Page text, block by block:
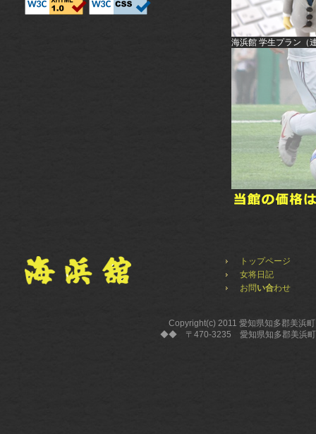
海浜館 学生プラン（
トップページ
女将日記
お問い合わせ
Copyright(c) 2011 愛知県知多郡美
◆◆ 〒470-3235 愛知県知多郡美浜町